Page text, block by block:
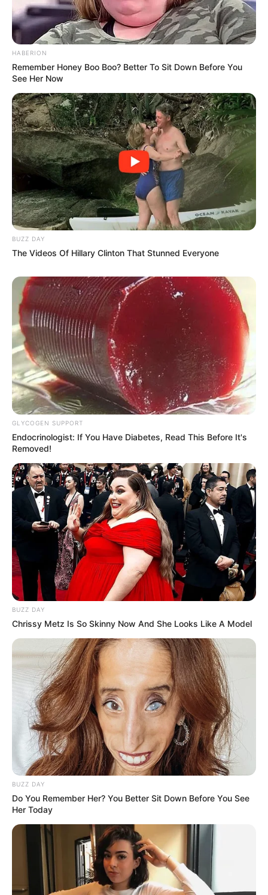
HABERION
Remember Honey Boo Boo? Better To Sit Down Before You
See Her Now
BUZZ DAY
The Videos Of Hillary Clinton That Stunned Everyone
GLYCOGEN SUPPORT
Endocrinologist: If You Have Diabetes, Read This Before It's
Removed!
BUZZ DAY
Chrissy Metz Is So Skinny Now And She Looks Like A Model
BUZZ DAY
Do You Remember Her? You Better Sit Down Before You See
Her Today